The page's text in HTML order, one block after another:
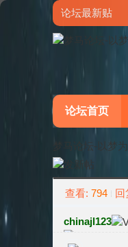
论坛最新贴
论坛首页
梦马论坛-以梦
查看: 794 回
chinajl123